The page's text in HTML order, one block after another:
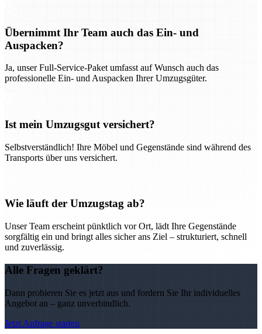
Übernimmt Ihr Team auch das Ein- und
Auspacken?
Ja, unser Full-Service-Paket umfasst auf Wunsch auch das
professionelle Ein- und Auspacken Ihrer Umzugsgüter.
Ist mein Umzugsgut versichert?
Selbstverständlich! Ihre Möbel und Gegenstände sind während des
Transports über uns versichert.
Wie läuft der Umzugstag ab?
Unser Team erscheint pünktlich vor Ort, lädt Ihre Gegenstände
sorgfältig ein und bringt alles sicher ans Ziel – strukturiert, schnell
und zuverlässig.
Alle Fragen geklärt?
Dann probieren Sie es jetzt aus und fordern Sie Ihr individuelles
Angebot an – ganz unverbindlich.
Jetzt Anfrage starten